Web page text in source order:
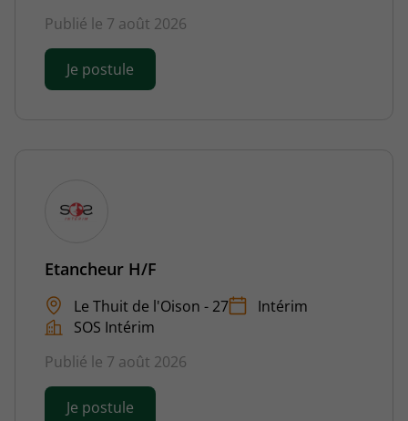
Publié le 7 août 2026
Je postule
Etancheur H/F
Le Thuit de l'Oison - 27
Intérim
SOS Intérim
Publié le 7 août 2026
Je postule